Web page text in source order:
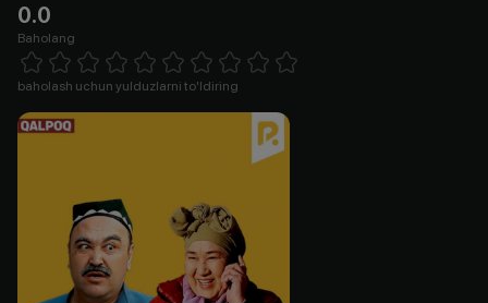
0.0
Baholang
1 Star 2 Stars 3 Stars 4 Stars5 Stars 6 Stars7 Stars8 Stars
baholash uchun yulduzlarni to'ldiring